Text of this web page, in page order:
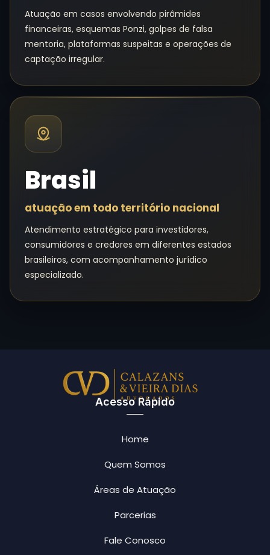
Atuação em casos envolvendo pirâmides
financeiras, esquemas Ponzi, golpes de falsa
mentoria, plataformas suspeitas e operações de
captação irregular.
Brasil
atuação em todo território nacional
Atendimento estratégico para investidores,
consumidores e credores em diferentes estados
brasileiros, com acompanhamento jurídico
especializado.
Acesso Rápido
Home
Quem Somos
Áreas de Atuação
Parcerias
Fale Conosco